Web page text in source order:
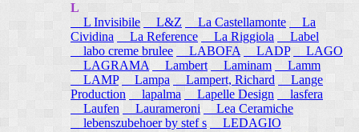
L
L Invisibile
L&Z La Castellamonte
La
Cividina
La Reference La Riggiola
Label
labo creme brulee
LABOFA LADP
LAGO
LAGRAMA
Lambert Laminam
Lamm
LAMP
Lampa Lampert, Richard
Lange
Production
lapalma Lapelle Design
lasfera
Laufen
Laurameroni
Lea Ceramiche
lebenszubehoer by stef s
LEDAGIO